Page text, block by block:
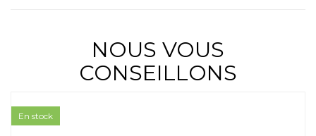
NOUS VOUS
CONSEILLONS
En stock